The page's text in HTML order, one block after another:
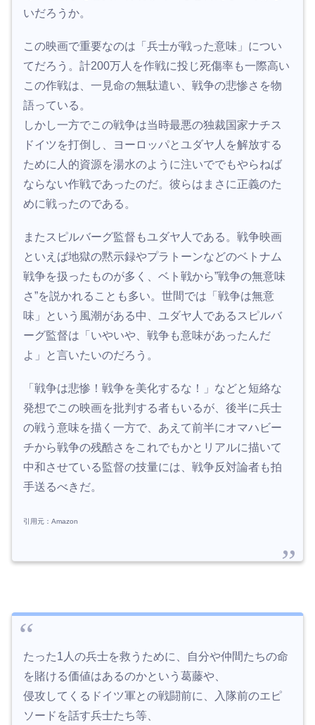
いだろうか。
この映画で重要なのは「兵士が戦った意味」につい
てだろう。計200万人を作戦に投じ死傷率も一際高い
この作戦は、一見命の無駄遣い、戦争の悲惨さを物
語っている。
しかし一方でこの戦争は当時最悪の独裁国家ナチス
ドイツを打倒し、ヨーロッパとユダヤ人を解放する
ために人的資源を湯水のように注いででもやらねば
ならない作戦であったのだ。彼らはまさに正義のた
めに戦ったのである。
またスピルバーグ監督もユダヤ人である。戦争映画
といえば地獄の黙示録やプラトーンなどのベトナム
戦争を扱ったものが多く、ベト戦から”戦争の無意味
さ”を説かれることも多い。世間では「戦争は無意
味」という風潮がある中、ユダヤ人であるスピルバ
ーグ監督は「いやいや、戦争も意味があったんだ
よ」と言いたいのだろう。
「戦争は悲惨！戦争を美化するな！」などと短絡な
発想でこの映画を批判する者もいるが、後半に兵士
の戦う意味を描く一方で、あえて前半にオマハビー
チから戦争の残酷さをこれでもかとリアルに描いて
中和させている監督の技量には、戦争反対論者も拍
手送るべきだ。
引用元：Amazon
たった1人の兵士を救うために、自分や仲間たちの命
を賭ける価値はあるのかという葛藤や、
侵攻してくるドイツ軍との戦闘前に、入隊前のエピ
ソードを話す兵士たち等、